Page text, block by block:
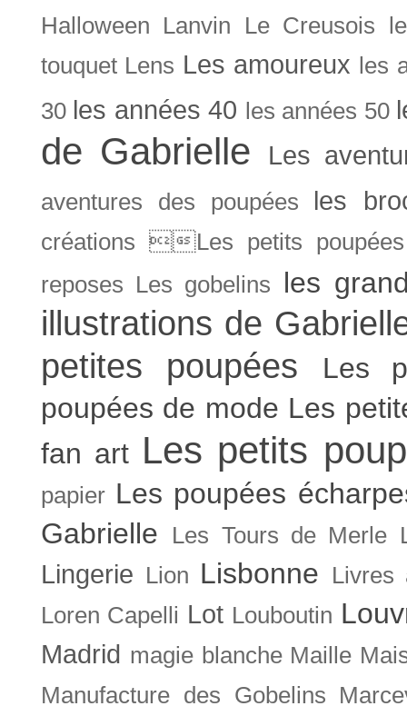
Halloween
Lanvin Le Creusois
touquet Lens Les amoureux les
30 les années 40 les années 50
de Gabrielle Les
aventures des poupées les
créations Les petits
reposes Les gobelins les
illustrations de
petites poupées
Les
poupées de mode Les
fan art Les petits
papier Les poupées
Gabrielle
Les Tours de Merle
Lingerie Lion Lisbonne
Livres
Loren Capelli Lot Louboutin
Madrid magie blanche Maille
Manufacture des Gobelins